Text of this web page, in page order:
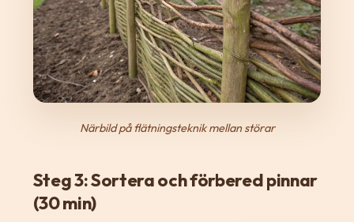
Närbild på flätningsteknik mellan störar
Steg 3: Sortera och förbered pinnar
(30 min)